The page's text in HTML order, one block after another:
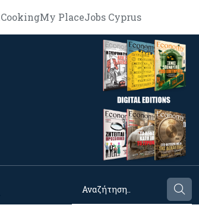
CookingMy PlaceJobs Cyprus